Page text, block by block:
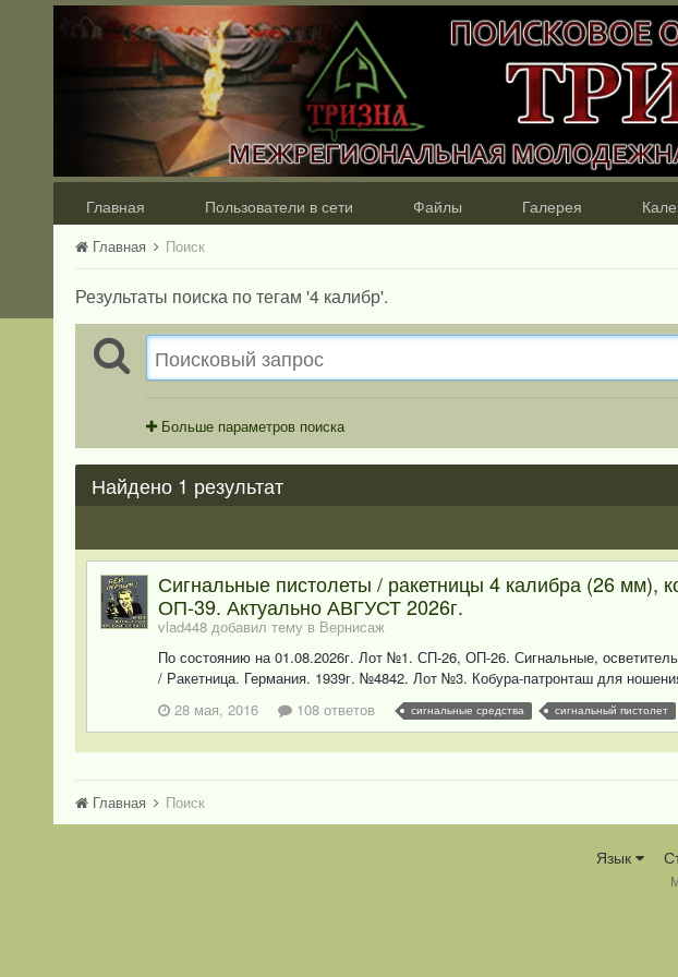
Главная Пользователи в сети Файлы Галерея
Главная Поиск
Результаты поиска по тегам '4 калибр'.
Больше параметров поиска
Найдено 1 результат
Сигнальные пистолеты / ракетницы 4 калибра (26
ОП-39. Актуально АВГУСТ 2026г.
vlad448 добавил тему в Вернисаж
По состоянию на 01.08.2026г. Лот №1. СП-26, ОП-26. Сигнальные,
/ Ракетница. Германия. 1939г. №4842. Лот №3. Кобура-патронташ для
28 мая, 2016
108 ответов сигнальные средства сигнальный пистолет
Главная Поиск
Язык